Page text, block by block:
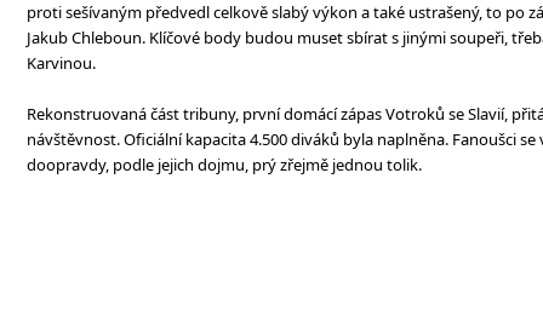
proti sešívaným předvedl celkově slabý výkon a také ustrašený, to po
Jakub Chleboun. Klíčové body budou muset sbírat s jinými soupeři,
Karvinou.
Rekonstruovaná část tribuny, první domácí zápas Votroků se Slavií,
návštěvnost. Oficiální kapacita 4.500 diváků byla naplněna. Fanoušci
doopravdy, podle jejich dojmu, prý zřejmě jednou tolik.